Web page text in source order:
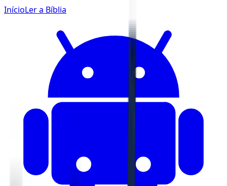
InícioLer a Bíblia